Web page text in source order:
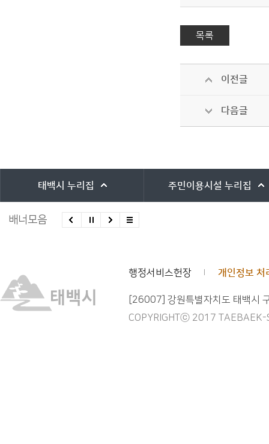
목록
이전글
다음글
바로가기 서비스
태백시 누리집 주민이용시설 누리집
배너모음
행정서비스헌장 개인정보 처
[26007] 강원특별자치도 태백시
COPYRIGHTⓒ 2017 TAEBAEK-